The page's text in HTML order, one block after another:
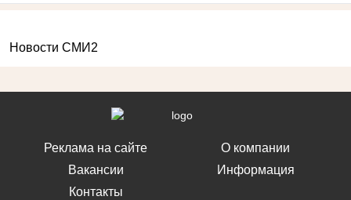
Новости СМИ2
Реклама на сайте
Вакансии
Контакты
О компании
Информация